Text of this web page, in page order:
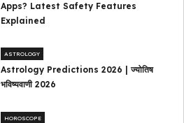
Apps? Latest Safety Features
Explained
ASTROLOGY
Astrology Predictions 2026 | ज्योतिष
भविष्यवाणी 2026
HOROSCOPE